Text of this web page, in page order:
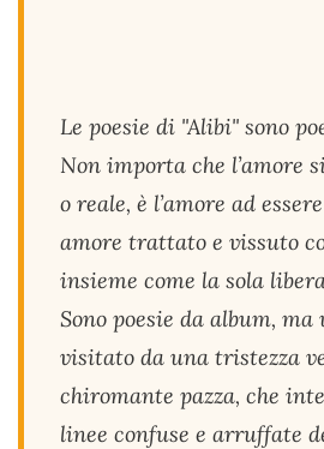
Le poesie di "Alibi" sono
Non importa che l’amore
o reale, è l’amore ad
amore trattato e vissuto
insieme come la sola
Sono poesie da album,
visitato da una tristezza
chiromante pazza, che
linee confuse e arruffate